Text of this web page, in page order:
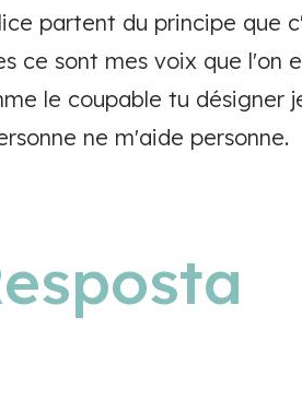
partent du principe que
ce sont mes voix que l'on
le coupable tu désigner
ne m'aide personne.